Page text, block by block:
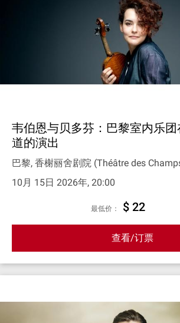
韦伯恩与贝多芬：巴黎室内乐
道的演出
巴黎, 香榭丽舍剧院 (Théâtre des
10月 15日 2026年, 20:00
最低价： $ 22
查看/订票